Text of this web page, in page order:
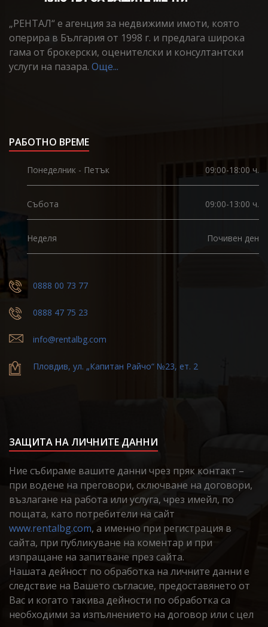
„РЕНТАЛ“ е агенция за недвижими имоти, която
оперира в България от 1998 г. и предлага широка
гама от брокерски, оценителски и консултантски
услуги на пазара. Още...
РАБОТНО ВРЕМЕ
Понеделник - Петък 09:00-18:00 ч.
Събота 09:00-13:00 ч.
Неделя Почивен ден
0888 00 73 77
0888 47 75 23
info@rentalbg.com
Пловдив, ул. „Капитан Райчо“ №23, ет. 2
ЗАЩИТА НА ЛИЧНИТЕ ДАННИ
Ние събираме вашите данни чрез пряк контакт –
при водене на преговори, сключване на договори,
възлагане на работа или услуга, чрез имейл, по
пощата, като потребители на сайт
www.rentalbg.com, а именно при регистрация в
сайта, при публикуване на коментар и при
изпращане на запитване през сайта.
Нашата дейност по обработка на личните данни е
следствие на Вашето съгласие, предоставянето от
Вас и когато такива дейности по обработка са
необходими за изпълнението на договор или с цел